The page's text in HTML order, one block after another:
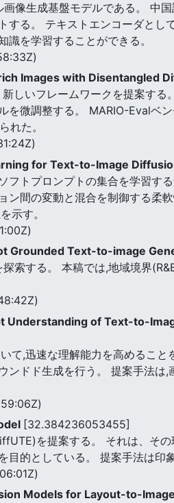
像生成基盤モデルである。 中
する。 テキストエンコーダと
を学習することができる。
Images with Disentangled
しいフレームワークを提案す
を微調整する。 MARIO-Evalベ
れた。
for Text-to-Image
フトプロンプトの集合を学習す
ン間の変動と混合を制御する柔
示す。
Grounded Text-to-image
索する。 本稿では,地域境界
Understanding of Text-to-
て,迅速な理解能力を高めるこ
ンドド生成を行う。 提案手法
[32.384236053455]
を提案する。 それは、そ
的としている。 提案手法は印
Models for Layout-to-